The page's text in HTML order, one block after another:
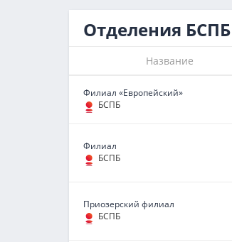
Отделения
Название
Филиал «Европейский»
БСПБ
Филиал
БСПБ
Приозерский филиал
БСПБ